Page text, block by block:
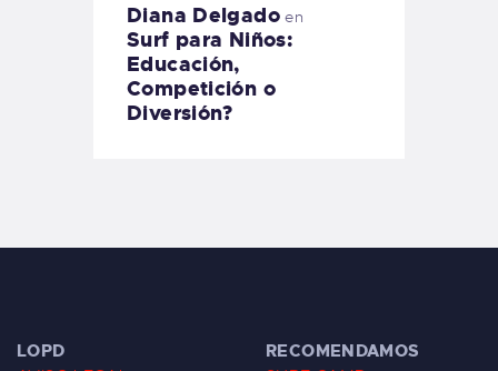
Diana Delgadoen
Surf para Niños:
Educación,
Competición o
Diversión?
LOPD RECOMENDAMOS